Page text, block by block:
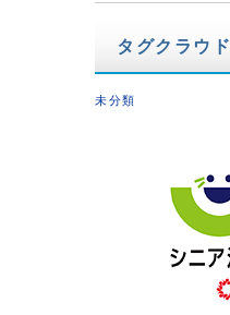
タグクラウド
未分類